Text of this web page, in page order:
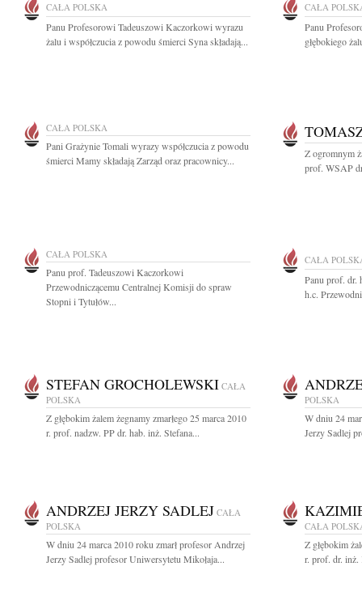
CAŁA POLSKA
Panu Profesorowi Tadeuszowi Kaczorkowi wyrazu
żalu i współczucia z powodu śmierci Syna składają...
CAŁA
Panu
głębokiego
CAŁA POLSKA
Pani Grażynie Tomali wyrazy współczucia z powodu
śmierci Mamy składają Zarząd oraz pracownicy...
Z ogromnym
prof. WSAP
CAŁA POLSKA
Panu prof. Tadeuszowi Kaczorkowi
Przewodniczącemu Centralnej Komisji do spraw
Stopni i Tytułów...
CAŁA
Panu prof. dr.
h.c.
STEFAN GROCHOLEWSKI CAŁA
POLSKA
Z głębokim żalem żegnamy zmarłego 25 marca 2010
r. prof. nadzw. PP dr. hab. inż. Stefana...
POLSKA
W dniu 24
Jerzy Sadlej
ANDRZEJ JERZY SADLEJ CAŁA
POLSKA
W dniu 24 marca 2010 roku zmarł profesor Andrzej
Jerzy Sadlej profesor Uniwersytetu Mikołaja...
CAŁA
Z głębokim
r. prof. dr. inż.